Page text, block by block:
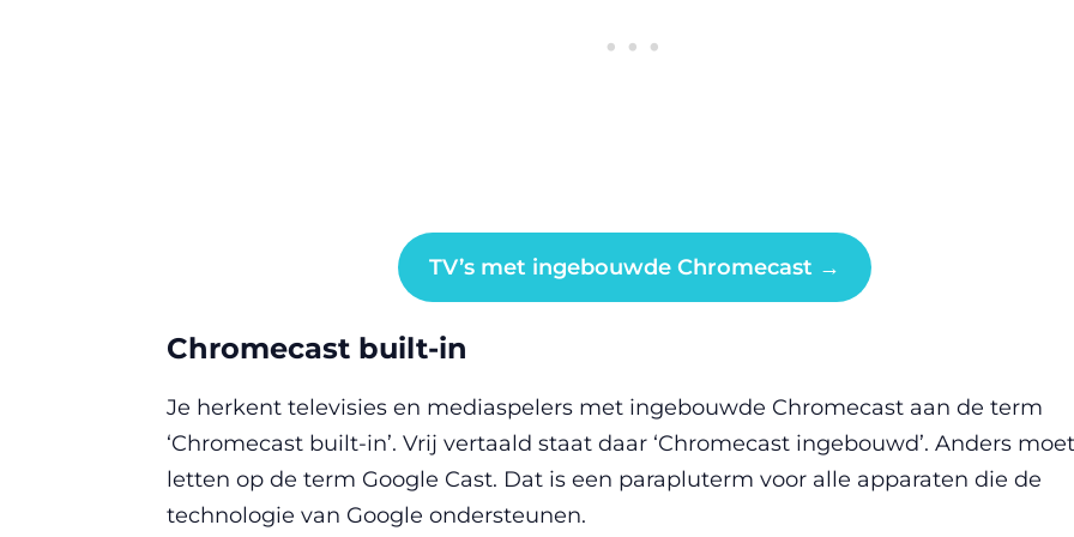
TV’s met ingebouwde Chromecast →
Chromecast built-in
Je herkent televisies en mediaspelers met ingebouwde Chromecast aan de term
‘Chromecast built-in’. Vrij vertaald staat daar ‘Chromecast ingebouwd’. Anders
letten op de term Google Cast. Dat is een parapluterm voor alle apparaten die de
technologie van Google ondersteunen.